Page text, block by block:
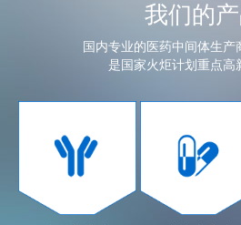
我们的
国内专业的医药中间体生产
是国家火炬计划重点高